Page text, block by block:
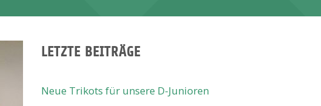
LETZTE BEITRÄGE
Neue Trikots für unsere D-Junioren